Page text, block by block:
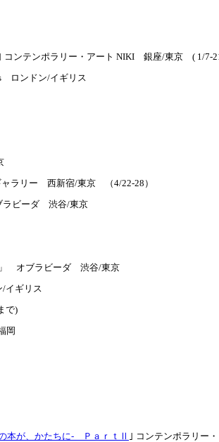
｣ コンテンポラリー・アート NIKI 銀座/東京 ( 1/7-
ロンドン/イギリス
ラリー 西新宿/東京 （4/22-28）
ラビーダ 渋谷/東京
」 オブラビーダ 渋谷/東京
/イギリス
で)
岡
本が、かたちに- ＰａｒｔⅡ ｣ コンテンポラリ